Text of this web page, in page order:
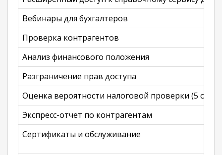
Вебинары для бухгалтеров
Проверка контрагентов
Анализ финансового положения
Разграничение прав доступа
Оценка вероятности налоговой проверки (5
Экспресс-отчет по контрагентам
Сертификаты и обслуживание